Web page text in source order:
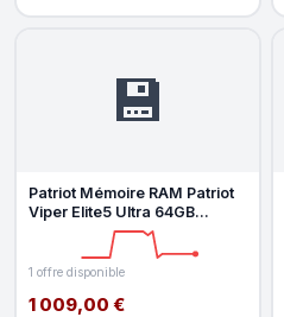
💾
Patriot Mémoire RAM Patriot
Viper Elite5 Ultra 64GB
2x32GB DDR5 6400MHz
1 offre disponible
1 009,00 €